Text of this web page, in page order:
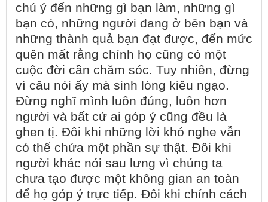
chú ý đến những gì bạn làm, những gì
bạn có, những người đang ở bên bạn và
những thành quả bạn đạt được, đến mức
quên mất rằng chính họ cũng có một
cuộc đời cần chăm sóc. Tuy nhiên, đừng
vì câu nói ấy mà sinh lòng kiêu ngạo.
Đừng nghĩ mình luôn đúng, luôn hơn
người và bất cứ ai góp ý cũng đều là
ghen tị. Đôi khi những lời khó nghe vẫn
có thể chứa một phần sự thật. Đôi khi
người khác nói sau lưng vì chúng ta
chưa tạo được một không gian an toàn
để họ góp ý trực tiếp. Đôi khi chính cách